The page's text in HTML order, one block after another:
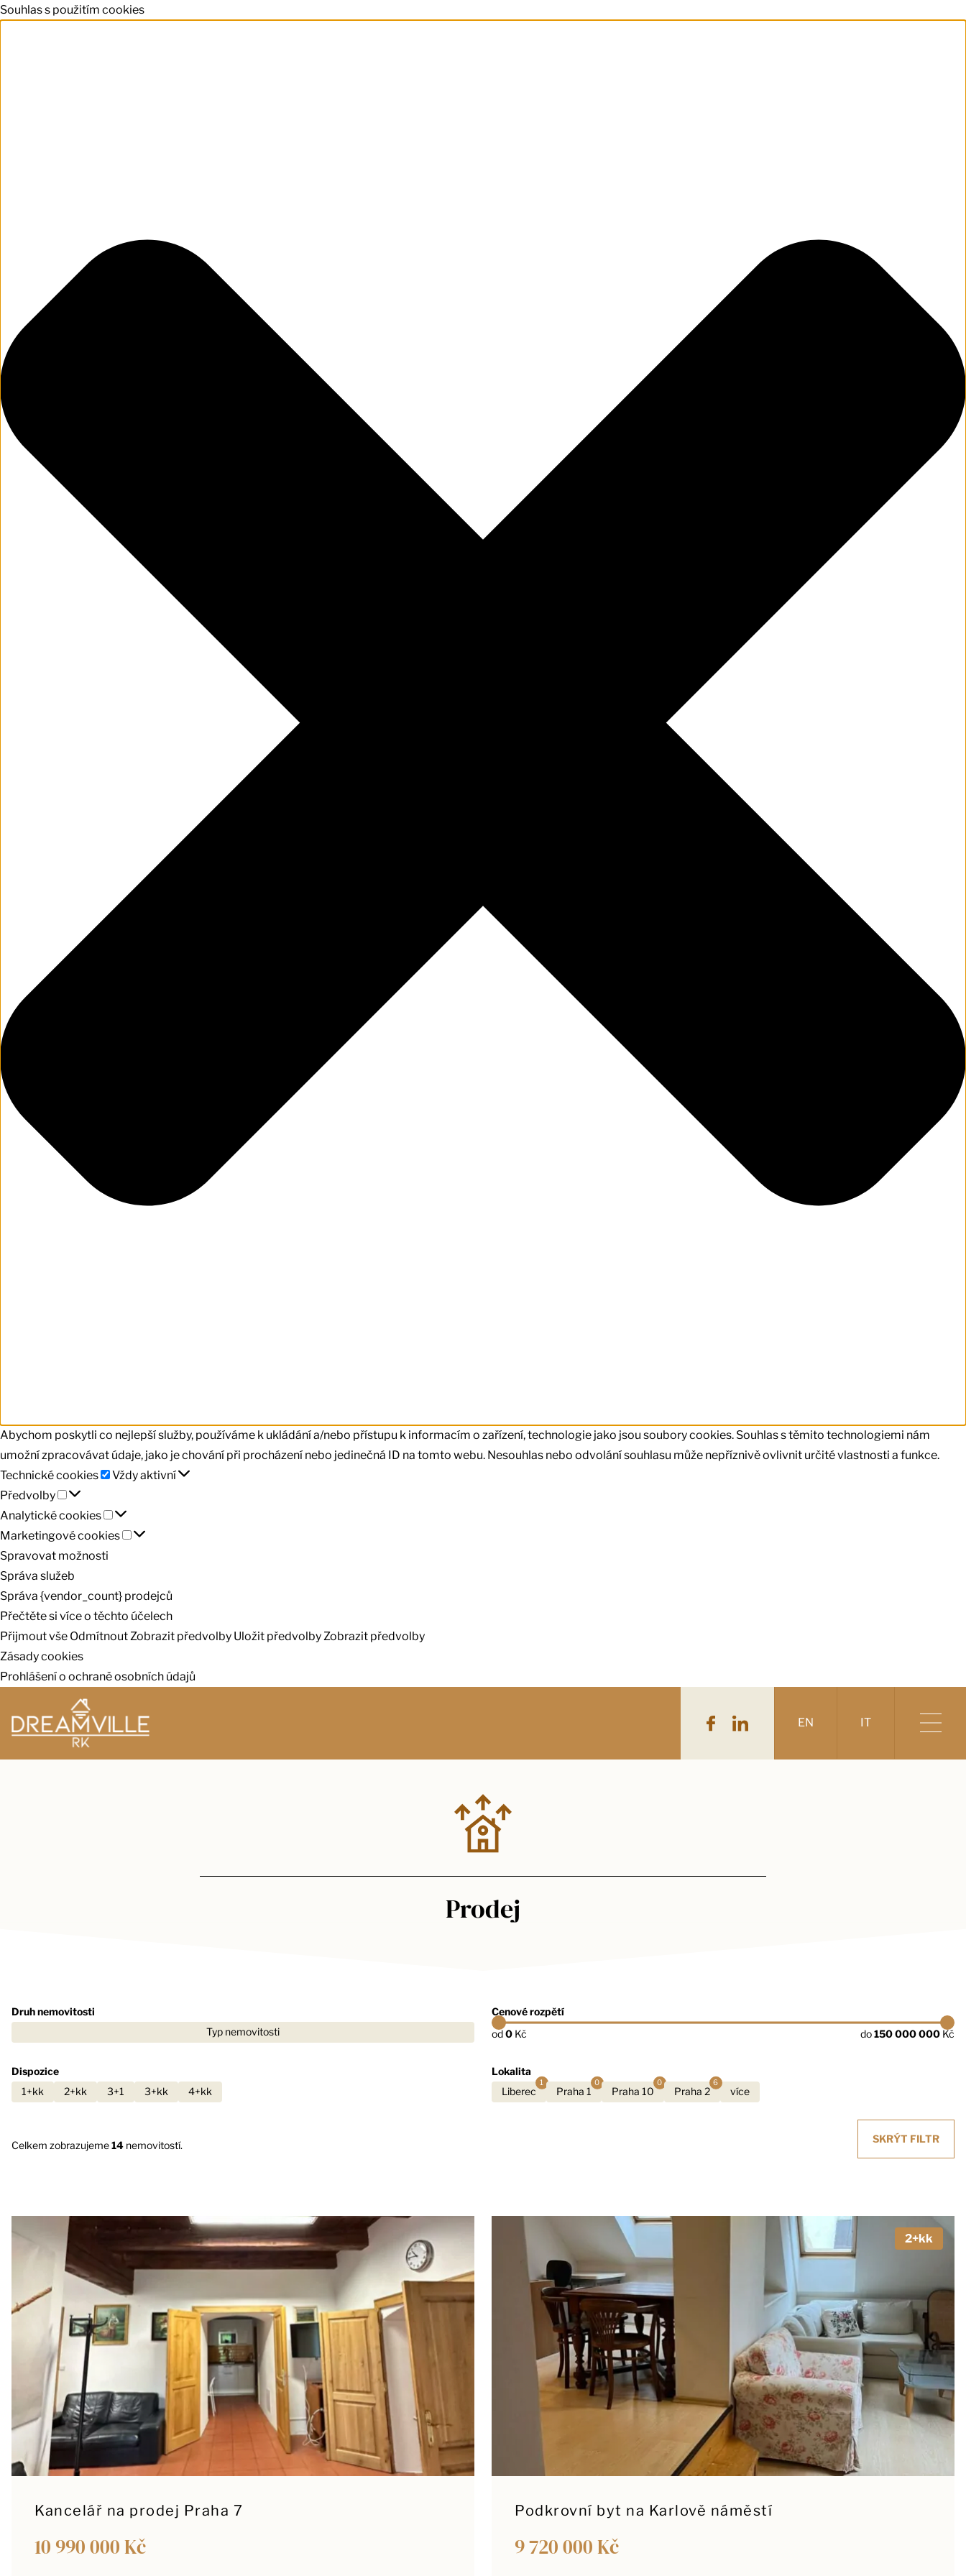
Souhlas s použitím cookies
Abychom poskytli co nejlepší služby, používáme k ukládání a/nebo přístupu k informacím o zařízení, technologie jako jsou soubory cookies. Souhlas s těmito technologiemi nám
umožní zpracovávat údaje, jako je chování při procházení nebo jedinečná ID na tomto webu. Nesouhlas nebo odvolání souhlasu může nepříznivě ovlivnit určité vlastnosti a funkce.
Technické cookies
Technické
Vždy aktivní
Předvolby
Předvolby
Analytické cookies
Analytické
cookies
Marketingové cookies
Marketingové
Spravovat možnosti
Správa služeb
Správa {vendor_count} prodejců
Přečtěte si více o těchto účelech
Přijmout vše OdmítnoutZobrazit předvolby Uložit předvolbyZobrazit předvolby
Zásady cookies
Prohlášení o ochraně osobních údajů
EN IT
Prodej
Druh nemovitosti
Typ nemovitosti
Cenové rozpětí
od0 Kč do150 000 000 Kč
Dispozice
1+kk
2+kk 3+1 3+kk 4+kk
Lokalita
Liberec
1
Praha 1
0
Praha 10
0
Praha 2
6
více
Celkem zobrazujeme14 nemovitostí.
SKRÝT FILTR
Kancelář na prodej Praha 7
10 990 000 Kč
Podkrovní byt na Karlově náměstí
2+kk
9 720 000 Kč